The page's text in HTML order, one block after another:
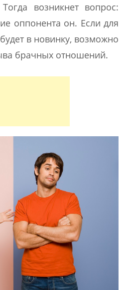
возникнет вопрос:
оппонента он. Если для
в новинку, возможно
брачных отношений.